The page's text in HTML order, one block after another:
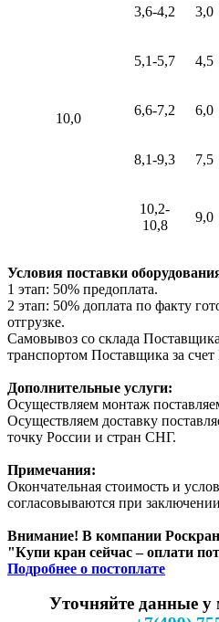
10,0
3,6-4,2 3,0
5,1-5,7 4,5
6,6-7,2 6,0
8,1-9,3 7,5
10,2-
10,8
9,0
Условия поставки
1 этап: 50% предоплата.
2 этап: 50% доплата по факту
отгрузке.
Самовывоз со склада
транспортом Поставщика за счет
Дополнительные услуги:
Осуществляем монтаж
Осуществляем доставку
точку России и стран СНГ.
Примечания:
Окончательная стоимость и
согласовываются при
Внимание! В компании Роскран
"Купи кран сейчас – оплати
Подробнее о постоплате
Уточняйте данные у